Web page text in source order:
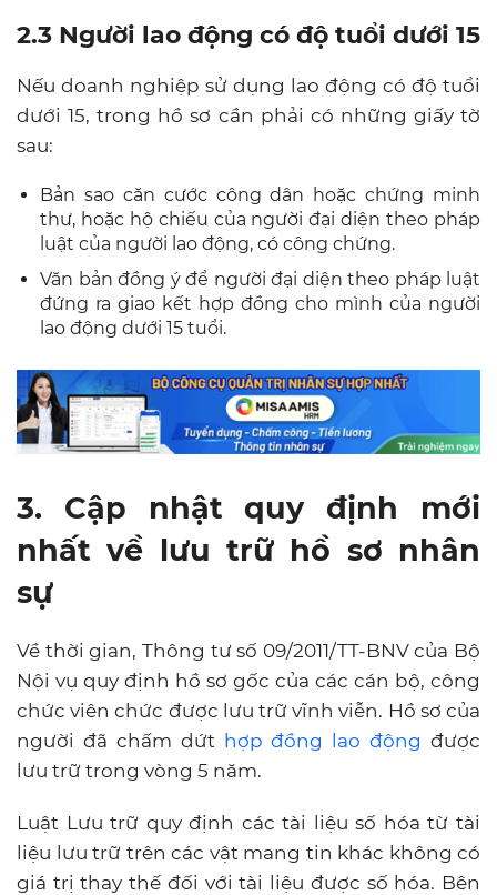
2.3 Người lao động có độ tuổi dưới 15
Nếu doanh nghiệp sử dụng lao động có độ tuổi
dưới 15, trong hồ sơ cần phải có những giấy tờ
sau:
Bản sao căn cước công dân hoặc chứng minh
thư, hoặc hộ chiếu của người đại diện theo pháp
luật của người lao động, có công chứng.
Văn bản đồng ý để người đại diện theo pháp luật
đứng ra giao kết hợp đồng cho mình của người
lao động dưới 15 tuổi.
3. Cập nhật quy định mới
nhất về lưu trữ hồ sơ nhân
sự
Về thời gian, Thông tư số 09/2011/TT-BNV của Bộ
Nội vụ quy định hồ sơ gốc của các cán bộ, công
chức viên chức được lưu trữ vĩnh viễn. Hồ sơ của
người đã chấm dứt hợp đồng lao động được
lưu trữ trong vòng 5 năm.
Luật Lưu trữ quy định các tài liệu số hóa từ tài
liệu lưu trữ trên các vật mang tin khác không có
giá trị thay thế đối với tài liệu được số hóa. Bên